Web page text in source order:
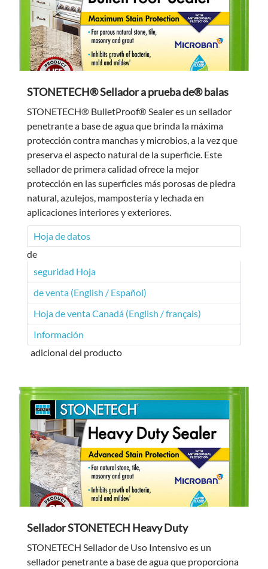
STONETECH® Sellador a prueba de® balas
STONETECH® BulletProof® Sealer es un sellador
penetrante a base de agua que brinda la máxima
protección contra manchas y microbios, a la vez que
preserva el aspecto natural de la superficie. Este
sellador de primera calidad ofrece la mejor
protección en las superficies más porosas de piedra
natural, azulejos, mampostería y lechada en
aplicaciones interiores y exteriores.
Hoja de datos
de
seguridad Hoja
de venta (English / Español)
Hoja de venta Canadá (English / français)
Información
adicional del producto
Sellador STONETECH Heavy Duty
STONETECH Sellador de Uso Intensivo es un
sellador penetrante a base de agua que proporciona